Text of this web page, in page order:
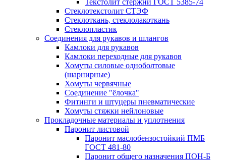
Текстолит стержни ГОСТ 5385-74
Стеклотекстолит СТЭФ
Стеклоткань, стеклолакоткань
Стеклопластик
Соединения для рукавов и шлангов
Камлоки для рукавов
Камлоки переходные для рукавов
Хомуты силовые одноболтовые
(шарнирные)
Хомуты червячные
Соединение "ёлочка"
Фитинги и штуцеры пневматические
Хомуты стяжки нейлоновые
Прокладочные материалы и уплотнения
Паронит листовой
Паронит маслобензостойкий ПМБ
ГОСТ 481-80
Паронит общего назначения ПОН-Б